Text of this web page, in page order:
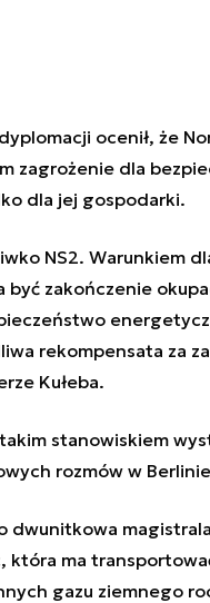
ocenił, że
zagrożenie dla
dla jej gospodarki.
NS2. Warunkiem
być zakończenie
rekompensata za
Kułeba.
stanowiskiem
rozmów w
dwunitkowa
która ma
gazu ziemnego